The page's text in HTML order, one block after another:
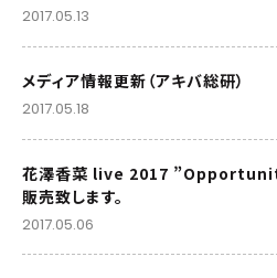
2017.05.13
メディア情報更新（アキバ総研）
2017.05.18
花澤香菜 live 2017
販売致します。
2017.05.06